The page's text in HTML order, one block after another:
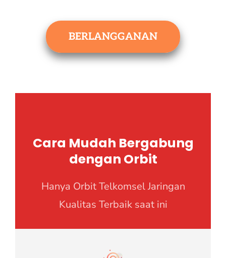
BERLANGGANAN
Cara Mudah Bergabung
dengan Orbit
Hanya Orbit Telkomsel Jaringan
Kualitas Terbaik saat ini